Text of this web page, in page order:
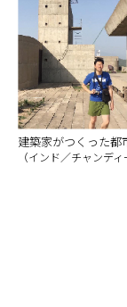
建築家がつくった都
（インド／チャンディ